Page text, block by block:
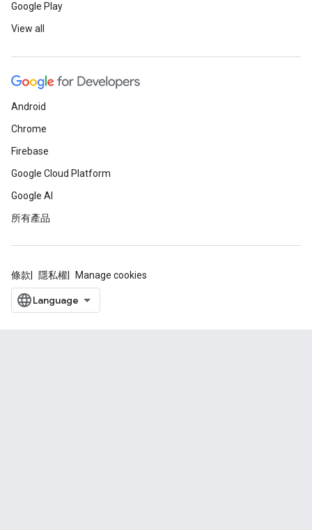
Google Play
View all
Android
Chrome
Firebase
Google Cloud Platform
Google AI
所有產品
條款 隱私權 Manage cookies